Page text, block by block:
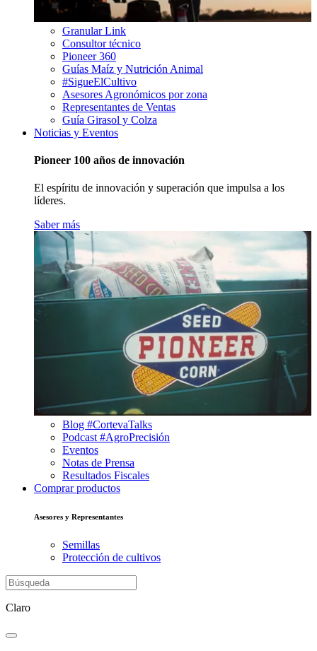
Granular Link
Consultor técnico
Pioneer 360
Guías Maíz y Nutrición Animal
#SigueElCultivo
Asesores Agronómicos por zona
Representantes de Ventas
Guía Girasol y Colza
Noticias y Eventos
Pioneer 100 años de innovación
El espíritu de innovación y superación que impulsa a los
líderes.
Saber más
Blog #CortevaTalks
Podcast #AgroPrecisión
Eventos
Notas de Prensa
Resultados Fiscales
Comprar productos
Asesores y Representantes
Semillas
Protección de cultivos
Claro